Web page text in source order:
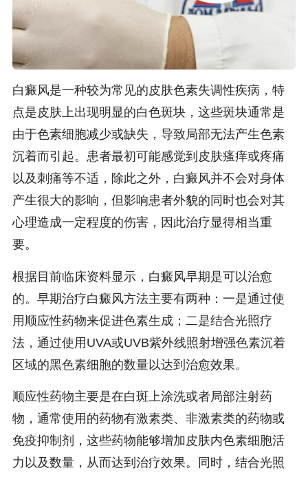
白癜风是一种较为常见的皮肤色素失调性疾病，特
点是皮肤上出现明显的白色斑块，这些斑块通常是
由于色素细胞减少或缺失，导致局部无法产生色素
沉着而引起。患者最初可能感觉到皮肤瘙痒或疼痛
以及刺痛等不适，除此之外，白癜风并不会对身体
产生很大的影响，但影响患者外貌的同时也会对其
心理造成一定程度的伤害，因此治疗显得相当重
要。
根据目前临床资料显示，白癜风早期是可以治愈
的。早期治疗白癜风方法主要有两种：一是通过使
用顺应性药物来促进色素生成；二是结合光照疗
法，通过使用UVA或UVB紫外线照射增强色素沉着
区域的黑色素细胞的数量以达到治愈效果。
顺应性药物主要是在白斑上涂洗或者局部注射药
物，通常使用的药物有激素类、非激素类的药物或
免疫抑制剂，这些药物能够增加皮肤内色素细胞活
力以及数量，从而达到治疗效果。同时，结合光照